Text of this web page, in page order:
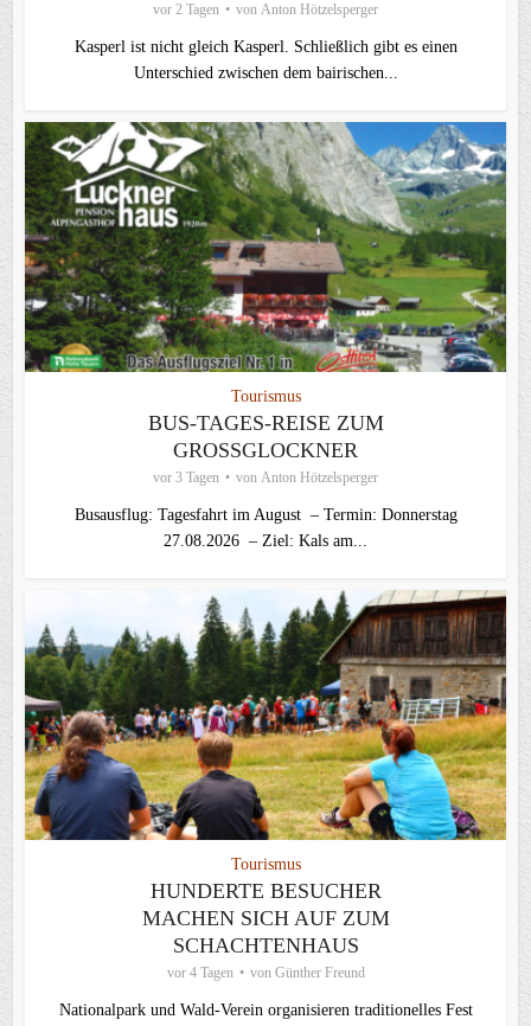
vor 2 Tagen von Anton Hötzelsperger
Kasperl ist nicht gleich Kasperl. Schließlich gibt es einen
Unterschied zwischen dem bairischen...
Tourismus
BUS-TAGES-REISE ZUM
GROSSGLOCKNER
vor 3 Tagen von Anton Hötzelsperger
Busausflug: Tagesfahrt im August – Termin: Donnerstag
27.08.2026 – Ziel: Kals am...
Tourismus
HUNDERTE BESUCHER
MACHEN SICH AUF ZUM
SCHACHTENHAUS
vor 4 Tagen von Günther Freund
Nationalpark und Wald-Verein organisieren traditionelles Fest